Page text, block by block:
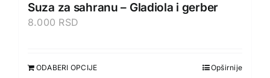
Suza za sahranu – Gladiola i gerber
8.000 RSD
ODABERI OPCIJE Opširnije